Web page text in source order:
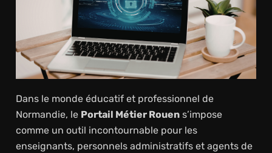
Dans le monde éducatif et professionnel de
Normandie, le Portail Métier Rouens’impose
comme un outil incontournable pour les
enseignants, personnels administratifs et agents de